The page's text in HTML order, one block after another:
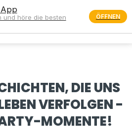
menu
DIE UNS
VERFOLGEN -
MOMENTE!
und höre die besten
ÖFFNEN